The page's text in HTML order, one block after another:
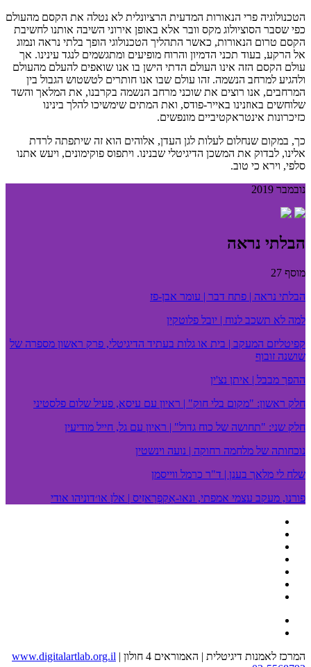
הטכנולוגיה פרי הנאורות המדעית הרציונלית לא נטלה את הקסם מהעולם
כפי שסבר הסוציולוג מקס וובר אלא באופן אירוני השיבה אותנו לחשיבת
הקסם טרום הנאורות, כאשר התהליך הטכנולוגי הופך בלתי נראה ונמוג
אל הרקע, בעוד תכני הדמיון והרוח מופיעים ומתגשמים לנגד עינינו. אך
עולם הקסם הזה אינו העולם הדתי הישן בו אנו שואפים להעלם מהעולם
ולהגיע למרחב הנשמה. זהו עולם שבו אנו חותרים לטשטוש הגבול בין
המרחבים, אנו רוצים את שוכני מרחב הנשמה בקרבנו, את המלאך והשד
שלוחשים באוזנינו באייר-פודס, ואת המתים שימשיכו להלך בינינו
כזיכרונות אינטראקטיביים מונפשים.
כך, במקום שנחלום לעלות לגן העדן, אלוהים הוא זה שיתפתה לרדת
אלינו, לבדוק את המשכן הדיגיטלי שבנינו. ויתפוס פוקימונים, ויעש אתנו
סלפי, וירא כי טוב.
נובמבר 2019
הבלתי נראה
מוסף 27
הבלתי נראה | פתח דבר | עומר אבן-פז
למה לא תשכב לנוח | יובל פלוטקין
קפיטליזם המעקב | בית או גלות בעתיד הדיגיטלי, פרק ראשון מספרה של
שושנה זובוף
ההפך מבבל | איתן נצ'ין
חלק ראשון: "מקום בלי חוק" | ראיון עם עיסא, פעיל שלום פלסטיני
חלק שני: "תחושה של כוח גדול" | ראיון עם גל, חייל מודיעין
נוכחותה של מלחמה רחוקה | נועה וינשטין
שלח לי מלאך בענן | ד"ר כרמל ווייסמן
פורנו, מעקב עצמי אמפתי, ונאו-אֵקְפְרַאזִיס | אלן או׳דוניהו אודי
המרכז לאמנות דיגיטלית | האמוראים 4 חולון www.digitalartlab.org.il |